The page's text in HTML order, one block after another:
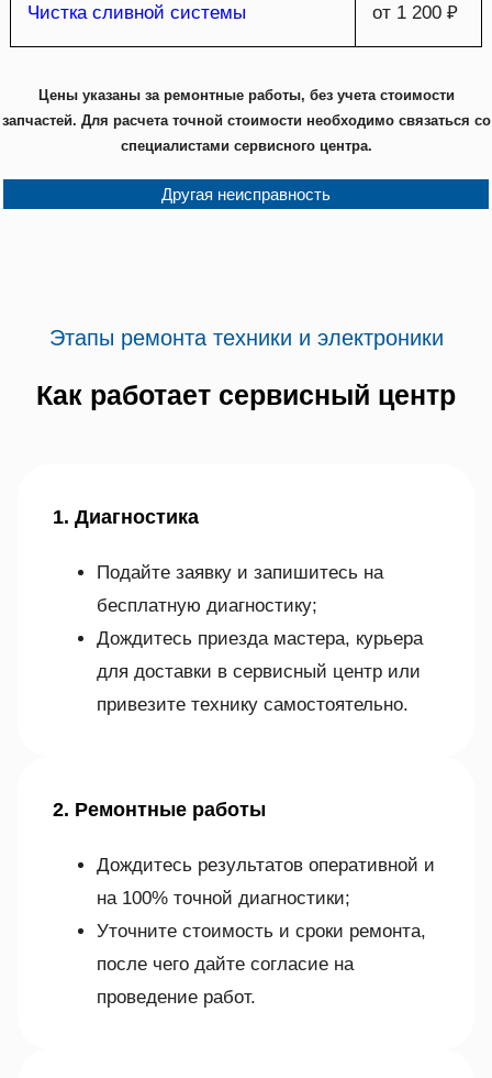
Чистка сливной системы от 1 200 ₽
Цены указаны за ремонтные работы, без учета стоимости
запчастей. Для расчета точной стоимости необходимо связаться со
специалистами сервисного центра.
Другая неисправность
Этапы ремонта техники и электроники
Как работает сервисный центр
1. Диагностика
Подайте заявку и запишитесь на
бесплатную диагностику;
Дождитесь приезда мастера, курьера
для доставки в сервисный центр или
привезите технику самостоятельно.
2. Ремонтные работы
Дождитесь результатов оперативной и
на 100% точной диагностики;
Уточните стоимость и сроки ремонта,
после чего дайте согласие на
проведение работ.